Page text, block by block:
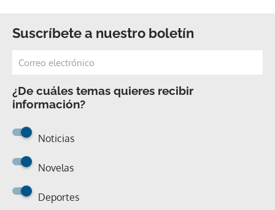
Suscríbete a nuestro boletín
¿De cuáles temas quieres recibir
información?
Noticias
Novelas
Deportes